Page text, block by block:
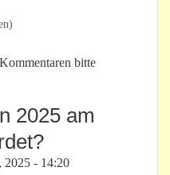
zeugen von
bitte
2025 am
2025 - 14:20